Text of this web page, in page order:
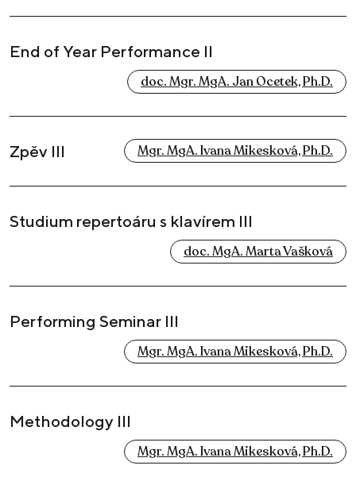
End of Year Performance II
doc. Mgr. MgA. Jan Ocetek, Ph.D.
Zpěv III Mgr. MgA. Ivana Mikesková, Ph.D.
Studium repertoáru s klavírem III
doc. MgA. Marta Vašková
Performing Seminar III
Mgr. MgA. Ivana Mikesková, Ph.D.
Methodology III
Mgr. MgA. Ivana Mikesková, Ph.D.